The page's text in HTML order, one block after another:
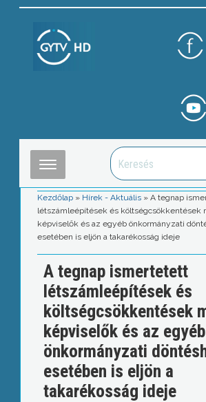
Kezdőlap » Hírek - Aktuális »A tegnap
létszámleépítések és költségcsökkentések
képviselők és az egyéb önkormányzati
esetében is eljön a takarékosság ideje
A tegnap ismertetett
létszámleépítések és
költségcsökkentések
képviselők és az egyéb
önkormányzati
esetében is eljön a
takarékosság ideje